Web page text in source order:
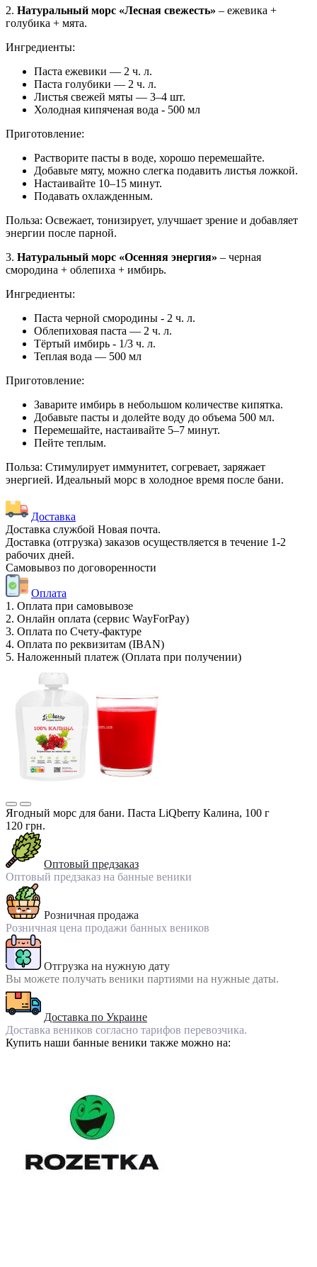
2. Натуральный морс «Лесная свежесть» – ежевика +
голубика + мята.
Ингредиенты:
Паста ежевики — 2 ч. л.
Паста голубики — 2 ч. л.
Листья свежей мяты — 3–4 шт.
Холодная кипяченая вода - 500 мл
Приготовление:
Растворите пасты в воде, хорошо перемешайте.
Добавьте мяту, можно слегка подавить листья ложкой.
Настаивайте 10–15 минут.
Подавать охлажденным.
Польза: Освежает, тонизирует, улучшает зрение и добавляет
энергии после парной.
3. Натуральный морс «Осенняя энергия» – черная
смородина + облепиха + имбирь.
Ингредиенты:
Паста черной смородины - 2 ч. л.
Облепиховая паста — 2 ч. л.
Тёртый имбирь - 1/3 ч. л.
Теплая вода — 500 мл
Приготовление:
Заварите имбирь в небольшом количестве кипятка.
Добавьте пасты и долейте воду до объема 500 мл.
Перемешайте, настаивайте 5–7 минут.
Пейте теплым.
Польза: Стимулирует иммунитет, согревает, заряжает
энергией. Идеальный морс в холодное время после бани.
Доставка
Доставка службой Новая почта.
Доставка (отгрузка) заказов осуществляется в течение 1-2
рабочих дней.
Самовывоз по договоренности
Оплата
1. Оплата при самовывозе
2. Онлайн оплата (сервис WayForPay)
3. Оплата по Счету-фактуре
4. Оплата по реквизитам (IBAN)
5. Наложенный платеж (Оплата при получении)
Ягодный морс для бани. Паста LiQberry Калина, 100 г
120 грн.
Оптовый предзаказ
Оптовый предзаказ на банные веники
Розничная продажа
Розничная цена продажи банных веников
Отгрузка на нужную дату
Вы можете получать веники партиями на нужные даты.
Доставка по Украине
Доставка веников согласно тарифов перевозчика.
Купить наши банные веники также можно на: